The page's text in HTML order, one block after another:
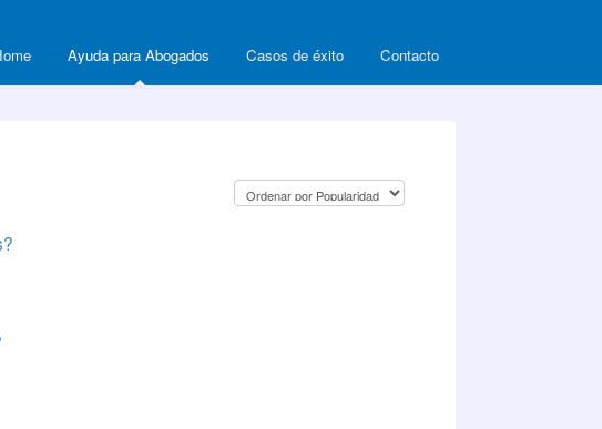
Ayuda para Abogados Casos de éxito Contacto